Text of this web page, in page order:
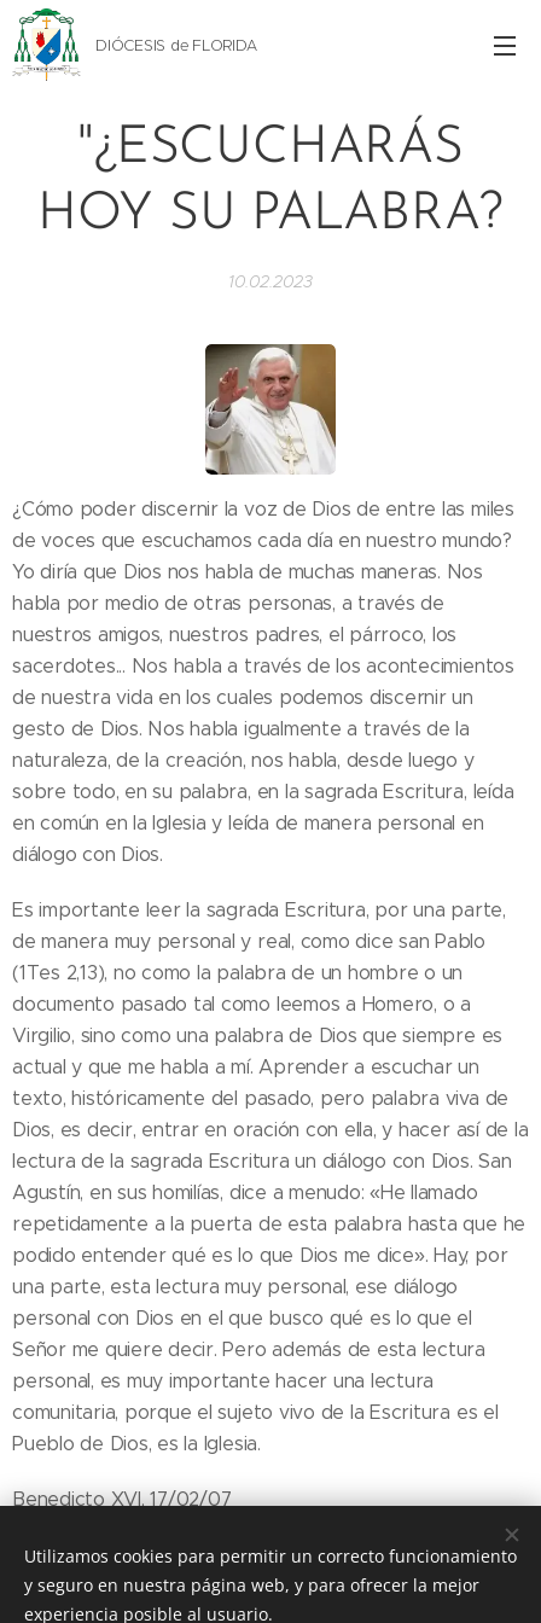
DIÓCESIS de FLORIDA
"¿ESCUCHARÁS
HOY SU PALABRA?
10.02.2023
¿Cómo poder discernir la voz de Dios de entre las miles
de voces que escuchamos cada día en nuestro mundo?
Yo diría que Dios nos habla de muchas maneras. Nos
habla por medio de otras personas, a través de
nuestros amigos, nuestros padres, el párroco, los
sacerdotes... Nos habla a través de los acontecimientos
de nuestra vida en los cuales podemos discernir un
gesto de Dios. Nos habla igualmente a través de la
naturaleza, de la creación, nos habla, desde luego y
sobre todo, en su palabra, en la sagrada Escritura, leída
en común en la Iglesia y leída de manera personal en
diálogo con Dios.
Es importante leer la sagrada Escritura, por una parte,
de manera muy personal y real, como dice san Pablo
(1Tes 2,13), no como la palabra de un hombre o un
documento pasado tal como leemos a Homero, o a
Virgilio, sino como una palabra de Dios que siempre es
actual y que me habla a mí. Aprender a escuchar un
texto, históricamente del pasado, pero palabra viva de
Dios, es decir, entrar en oración con ella, y hacer así de la
lectura de la sagrada Escritura un diálogo con Dios. San
Agustín, en sus homilías, dice a menudo: «He llamado
repetidamente a la puerta de esta palabra hasta que he
podido entender qué es lo que Dios me dice». Hay, por
una parte, esta lectura muy personal, ese diálogo
personal con Dios en el que busco qué es lo que el
Señor me quiere decir. Pero además de esta lectura
personal, es muy importante hacer una lectura
comunitaria, porque el sujeto vivo de la Escritura es el
Pueblo de Dios, es la Iglesia.
Benedicto XVI, 17/02/07
Share
Utilizamos cookies para permitir un correcto funcionamiento
y seguro en nuestra página web, y para ofrecer la mejor
experiencia posible al usuario.